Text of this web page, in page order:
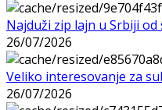
Najduži zip lajn u Srbiji
26/07/2026
Veliko interesovanje za
26/07/2026